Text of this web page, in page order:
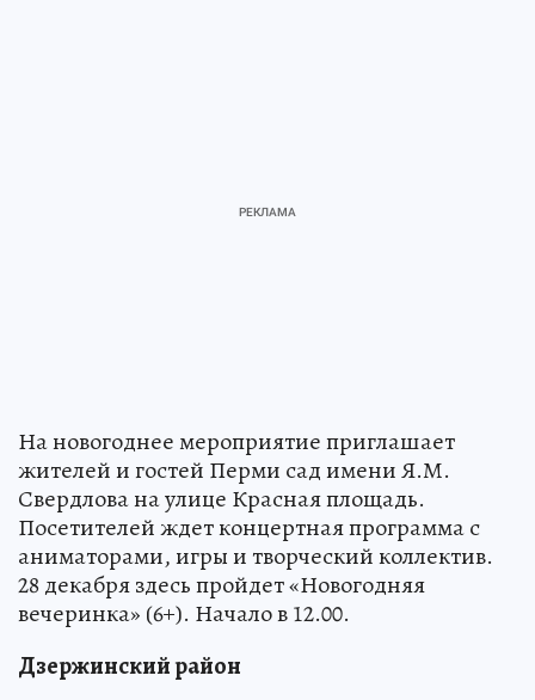
На новогоднее мероприятие приглашает
жителей и гостей Перми сад имени Я.М.
Свердлова на улице Красная площадь.
Посетителей ждет концертная программа с
аниматорами, игры и творческий коллектив.
28 декабря здесь пройдет «Новогодняя
вечеринка» (6+). Начало в 12.00.
Дзержинский район